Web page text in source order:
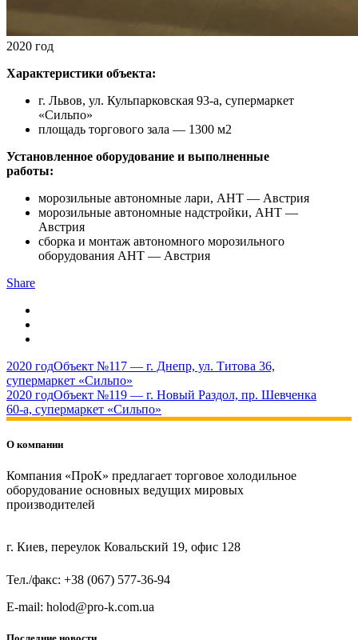
2020 год
Характеристики объекта:
г. Львов, ул. Кульпарковская 93-а, супермаркет
«Сильпо»
площадь торгового зала — 1300 м2
Установленное оборудование и выполненные
работы:
морозильные автономные лари, AHT — Австрия
морозильные автономные надстройки, AHT —
Австрия
сборка и монтаж автономного морозильного
оборудования AHT — Австрия
Share
2020 годОбъект №117 — г. Днепр, ул. Титова 36,
супермаркет «Сильпо»
2020 годОбъект №119 — г. Новый Раздол, пр. Шевченка
60-а, супермаркет «Сильпо»
О компании
Компания «ПроК» предлагает торговое холодильное
оборудование основных ведущих мировых
производителей
г. Киев, переулок Ковальский 19, офис 128
Тел./факс: +38 (067) 577-36-94
E-mail: holod@pro-k.com.ua